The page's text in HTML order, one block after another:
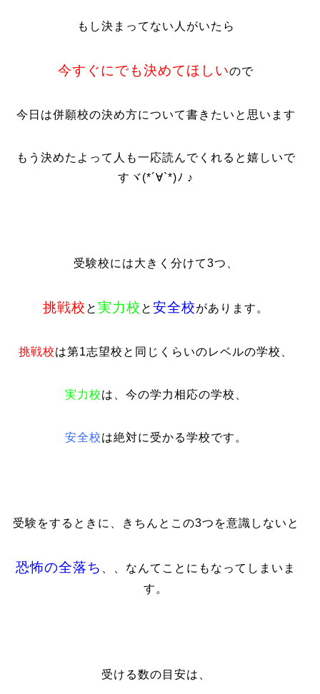
もし決まってない人がいたら
今すぐにでも決めてほしいので
今日は併願校の決め方について書きたいと思います
もう決めたよって人も一応読んでくれると嬉しいで
すヾ(*´∀`*)ﾉ ♪
受験校には大きく分けて3つ、
挑戦校 と実力校 と安全校があります。
挑戦校は第1志望校と同じくらいのレベルの学校、
実力校は、今の学力相応の学校、
安全校は絶対に受かる学校です。
受験をするときに、きちんとこの3つを意識しないと
恐怖の全落ち
、、なんてことにもなってしまいま
す。
受ける数の目安は、